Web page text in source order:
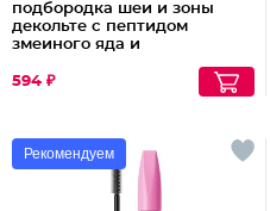
подбородка шеи и зоны
декольте с пептидом
змеиного яда и
594 ₽
Рекомендуем